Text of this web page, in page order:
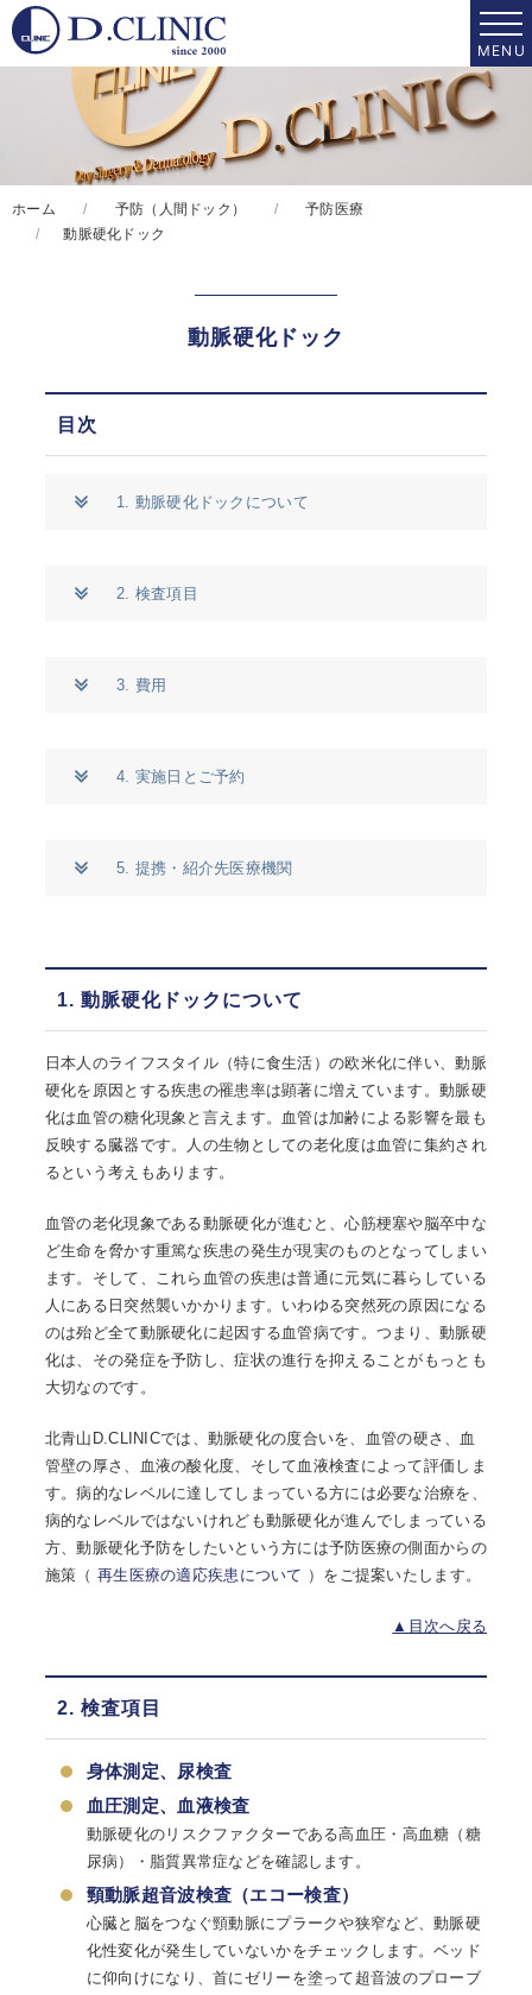
ホーム 予防（人間ドック）
予防医療
動脈硬化ドック
動脈硬化ドック
目次
1. 動脈硬化ドックについて
2. 検査項目
3. 費用
4. 実施日とご予約
5. 提携・紹介先医療機関
1. 動脈硬化ドックについて
日本人のライフスタイル（特に食生活）の欧米化に伴い、動脈
硬化を原因とする疾患の罹患率は顕著に増えています。動脈硬
化は血管の糖化現象と言えます。血管は加齢による影響を最も
反映する臓器です。人の生物としての老化度は血管に集約され
るという考えもあります。
血管の老化現象である動脈硬化が進むと、心筋梗塞や脳卒中な
ど生命を脅かす重篤な疾患の発生が現実のものとなってしまい
ます。そして、これら血管の疾患は普通に元気に暮らしている
人にある日突然襲いかかります。いわゆる突然死の原因になる
のは殆ど全て動脈硬化に起因する血管病です。つまり、動脈硬
化は、その発症を予防し、症状の進行を抑えることがもっとも
大切なのです。
北青山D.CLINICでは、動脈硬化の度合いを、血管の硬さ、血
管壁の厚さ、血液の酸化度、そして血液検査によって評価しま
す。病的なレベルに達してしまっている方には必要な治療を、
病的なレベルではないけれども動脈硬化が進んでしまっている
方、動脈硬化予防をしたいという方には予防医療の側面からの
施策（再生医療の適応疾患について ）をご提案いたします。
▲目次へ戻る
2. 検査項目
身体測定、尿検査
血圧測定、血液検査
動脈硬化のリスクファクターである高血圧・高血糖（糖
尿病）・脂質異常症などを確認します。
頸動脈超音波検査（エコー検査）
心臓と脳をつなぐ頸動脈にプラークや狭窄など、動脈硬
化性変化が発生していないかをチェックします。ベッド
に仰向けになり、首にゼリーを塗って超音波のプローブ